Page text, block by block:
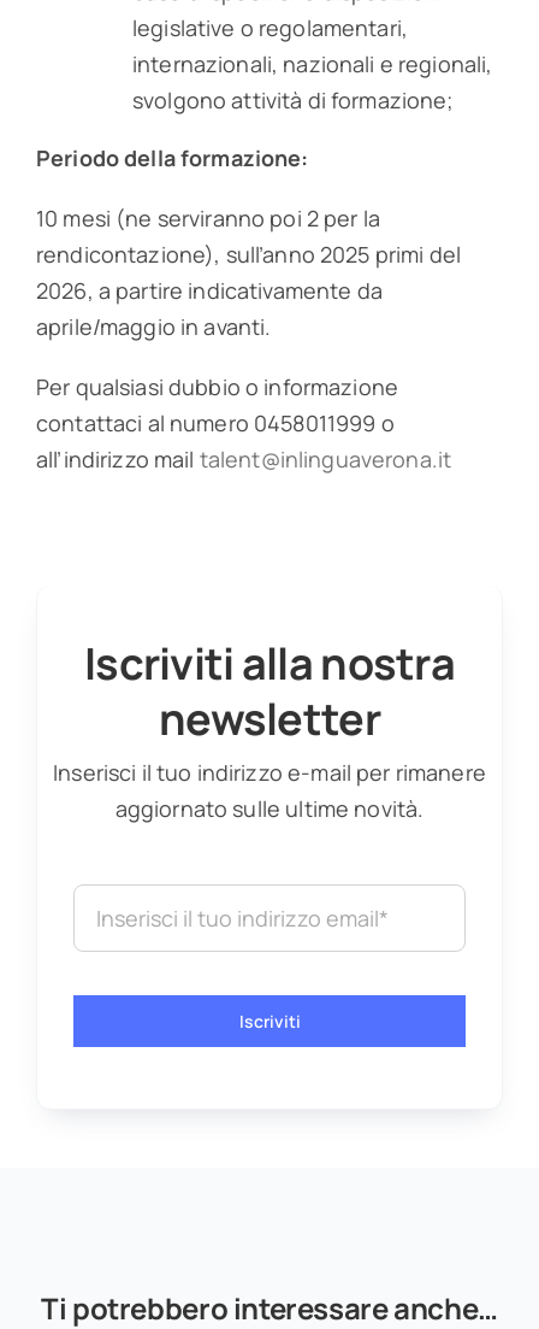
legislative o regolamentari,
internazionali, nazionali e regionali,
svolgono attività di formazione;
Periodo della formazione:
10 mesi (ne serviranno poi 2 per la
rendicontazione), sull’anno 2025 primi del
2026, a partire indicativamente da
aprile/maggio in avanti.
Per qualsiasi dubbio o informazione
contattaci al numero 0458011999 o
all’indirizzo mail talent@inlinguaverona.it
Iscriviti alla nostra
newsletter
Inserisci il tuo indirizzo e-mail per rimanere
aggiornato sulle ultime novità.
Iscriviti
Ti potrebbero interessare anche…